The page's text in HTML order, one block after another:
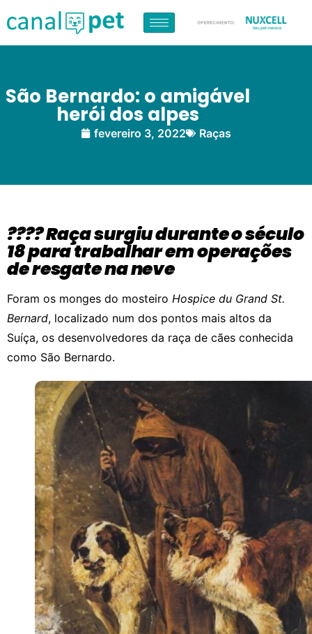
São Bernardo: o amigável
herói dos alpes
fevereiro 3, 2022 Raças
???? Raça surgiu durante o século
18 para trabalhar em operações
de resgate na neve
Foram os monges do mosteiro Hospice du Grand St.
Bernard, localizado num dos pontos mais altos da
Suíça, os desenvolvedores da raça de cães conhecida
como São Bernardo.